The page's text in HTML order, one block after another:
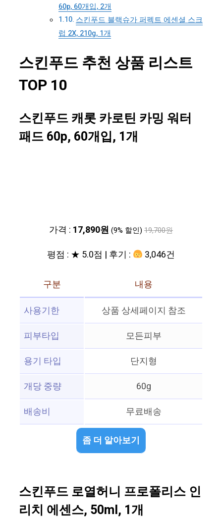
60p, 60개입, 2개
스킨푸드 블랙슈가 퍼펙트 에센셜 스크
럽 2X, 210g, 1개
스킨푸드 추천 상품 리스트
TOP 10
스킨푸드 캐롯 카로틴 카밍 워터
패드 60p, 60개입, 1개
가격 : 17,890원 (9% 할인) 19,700원
평점 : ★ 5.0점 | 후기 : 3,046건
구분
내용
사용기한
상품 상세페이지 참조
피부타입
모든피부
용기 타입
단지형
개당 중량
60g
배송비
무료배송
좀 더 알아보기
스킨푸드 로열허니 프로폴리스 인
리치 에센스, 50ml, 1개